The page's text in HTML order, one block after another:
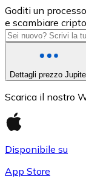
USD Coin
USDC
Goditi un
e scambiare
Dettagli prezzo
Scarica il nostro
Disponibile su
App Store